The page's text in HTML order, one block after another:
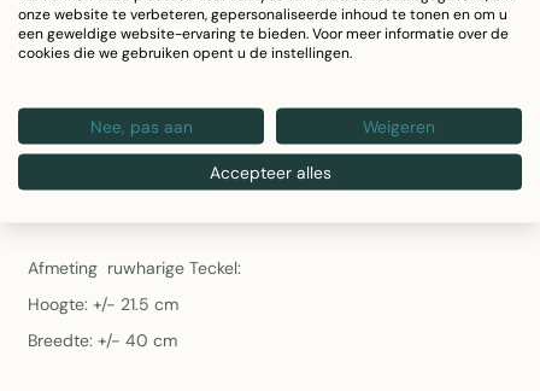
Dit leuke teckeltje brengt wat vrolijkheid in je tuin of
Afmeting ruwharige Teckel:
Hoogte: +/- 21.5 cm
Breedte: +/- 40 cm
onze website te verbeteren, gepersonaliseerde inhoud te tonen en om u
een geweldige website-ervaring te bieden. Voor meer informatie over de
cookies die we gebruiken opent u de instellingen.
Nee, pas aan Weigeren
Accepteer alles